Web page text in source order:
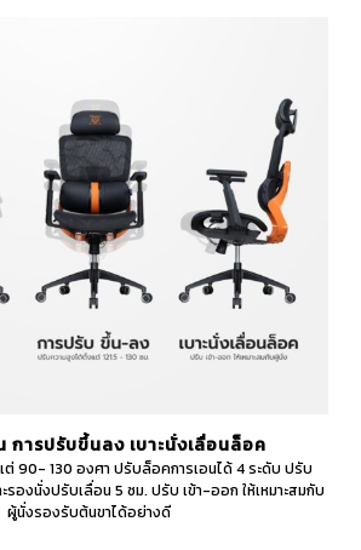
การปรับขึ้นลง เบาะนั่งเลื่อนล็อค
90- 130 องศา ปรับล็อคการเอนได้ 4 ระดับ ปรับ
รองนั่งปรับเลื่อน 5 ซม. ปรับ เข้า-ออก ให้เหมาะสมกับ
ผู้นั่งรองรับต้นขาได้อย่างดี